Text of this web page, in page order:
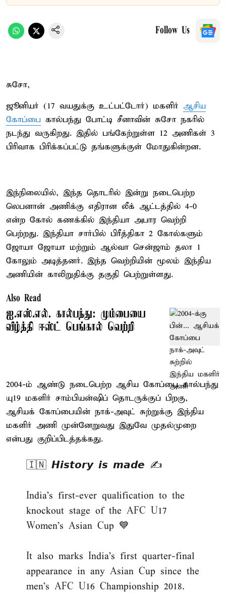
Follow Us
சுசோ,
ஜூனியர் (17 வயதுக்கு உட்பட்டோர்) மகளிர் ஆசிய
கோப்பை கால்பந்து போட்டி சீனாவின் சுசோ நகரில்
நடந்து வருகிறது. இதில் பங்கேற்றுள்ள 12 அணிகள் 3
பிரிவாக பிரிக்கப்பட்டு தங்களுக்குள் மோதுகின்றன.
இந்நிலையில், இந்த தொடரில் இன்று நடைபெற்ற
லெபனான் அணிக்கு எதிரான லீக் ஆட்டத்தில் 4-0
என்ற கோல் கணக்கில் இந்தியா அபார வெற்றி
பெற்றது. இந்தியா சார்பில் பிரீத்திகா 2 கோல்களும்
ஜோயா ஜோயா மற்றும் ஆல்வா சென்ஜாம் தலா 1
கோலும் அடித்தனர். இந்த வெற்றியின் மூலம் இந்திய
அணியின் காலிறுதிக்கு தகுதி பெற்றுள்ளது.
Also Read
ஐ.எஸ்.எல். கால்பந்து: மும்பையை
வீழ்த்தி ஈஸ்ட் பெங்கால் வெற்றி
2004-ம் ஆண்டு நடைபெற்ற ஆசிய கோப்பை கால்பந்து
யு19 மகளிர் சாம்பியன்ஷிப் தொடருக்குப் பிறகு,
ஆசியக் கோப்பையின் நாக்-அவுட் சுற்றுக்கு இந்திய
மகளிர் அணி முன்னேறுவது இதுவே முதல்முறை
என்பது குறிப்பிடத்தக்கது.
🇮🇳 𝙃𝙞𝙨𝙩𝙤𝙧𝙮 𝙞𝙨 𝙢𝙖𝙙𝙚 ✍️
India’s first-ever qualification to the
knockout stage of the AFC U17
Women’s Asian Cup 💙
It also marks India’s first quarter-final
appearance in any Asian Cup since the
men's AFC U16 Championship 2018.